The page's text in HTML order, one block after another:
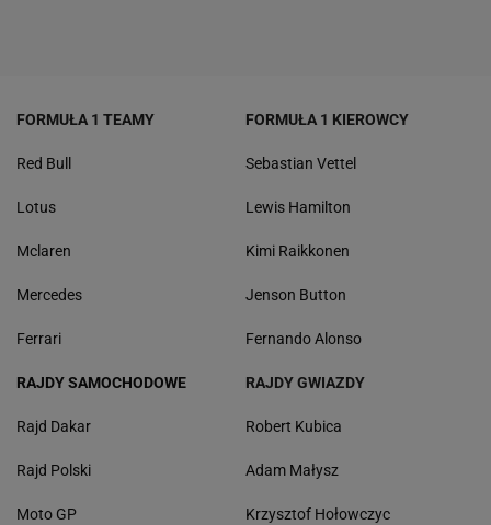
FORMUŁA 1 TEAMY
Red Bull
Lotus
Mclaren
Mercedes
Ferrari
FORMUŁA 1 KIEROWCY
Sebastian Vettel
Lewis Hamilton
Kimi Raikkonen
Jenson Button
Fernando Alonso
RAJDY SAMOCHODOWE
Rajd Dakar
Rajd Polski
Moto GP
RAJDY GWIAZDY
Robert Kubica
Adam Małysz
Krzysztof Hołowczyc